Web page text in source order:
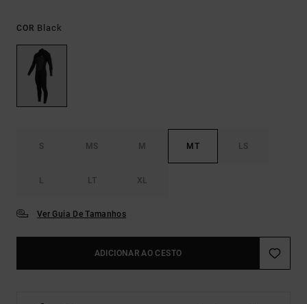
COR Black
S MS M MT LS
L LT XL
Ver Guia De Tamanhos
ADICIONAR AO CESTO